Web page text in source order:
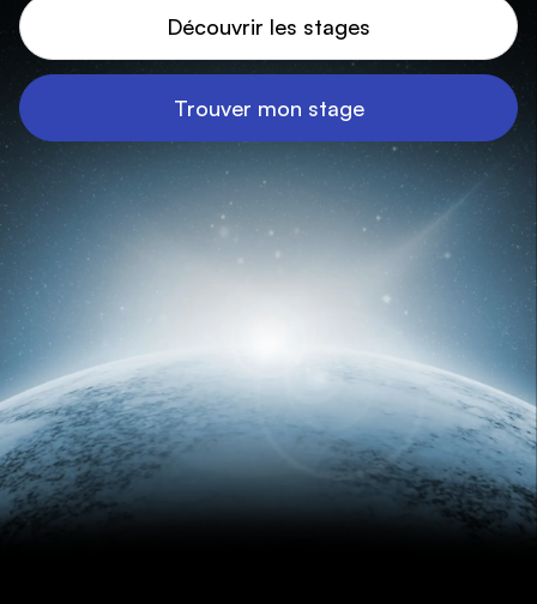
Découvrir les stages
Trouver mon stage